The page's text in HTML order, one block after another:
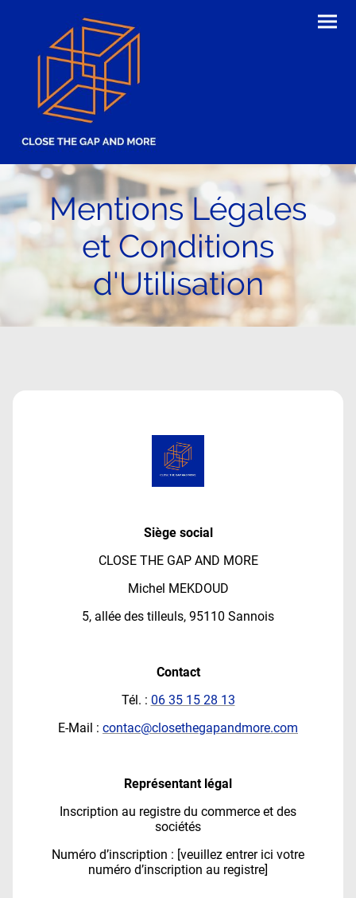
Mentions Légales
et Conditions
d'Utilisation
Siège social
CLOSE THE GAP AND MORE
Michel MEKDOUD
5, allée des tilleuls, 95110 Sannois
Contact
Tél. : 06 35 15 28 13
E-Mail : contac@closethegapandmore.com
Représentant légal
Inscription au registre du commerce et des
sociétés
Numéro d’inscription : [veuillez entrer ici votre
numéro d’inscription au registre]